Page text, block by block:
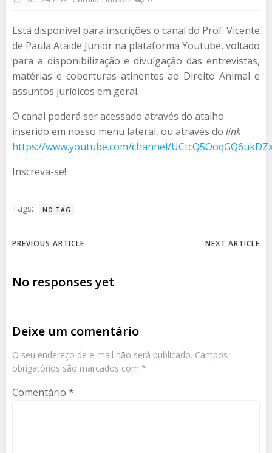
Está disponível para inscrições o canal do Prof. Vicente
de Paula Ataide Junior na plataforma Youtube, voltado
para a disponibilização e divulgação das entrevistas,
matérias e coberturas atinentes ao Direito Animal e
assuntos jurídicos em geral.
O canal poderá ser acessado através do atalho
inserido em nosso menu lateral, ou através do link
https://www.youtube.com/channel/
Inscreva-se!
Tags: NO TAG
Navegação
de
PREVIOUS ARTICLE
Navegação
NEXT ARTICLE
No responses yet
Deixe um comentário
O seu endereço de e-mail não será publicado. Campos
obrigatórios são marcados com *
Comentário *